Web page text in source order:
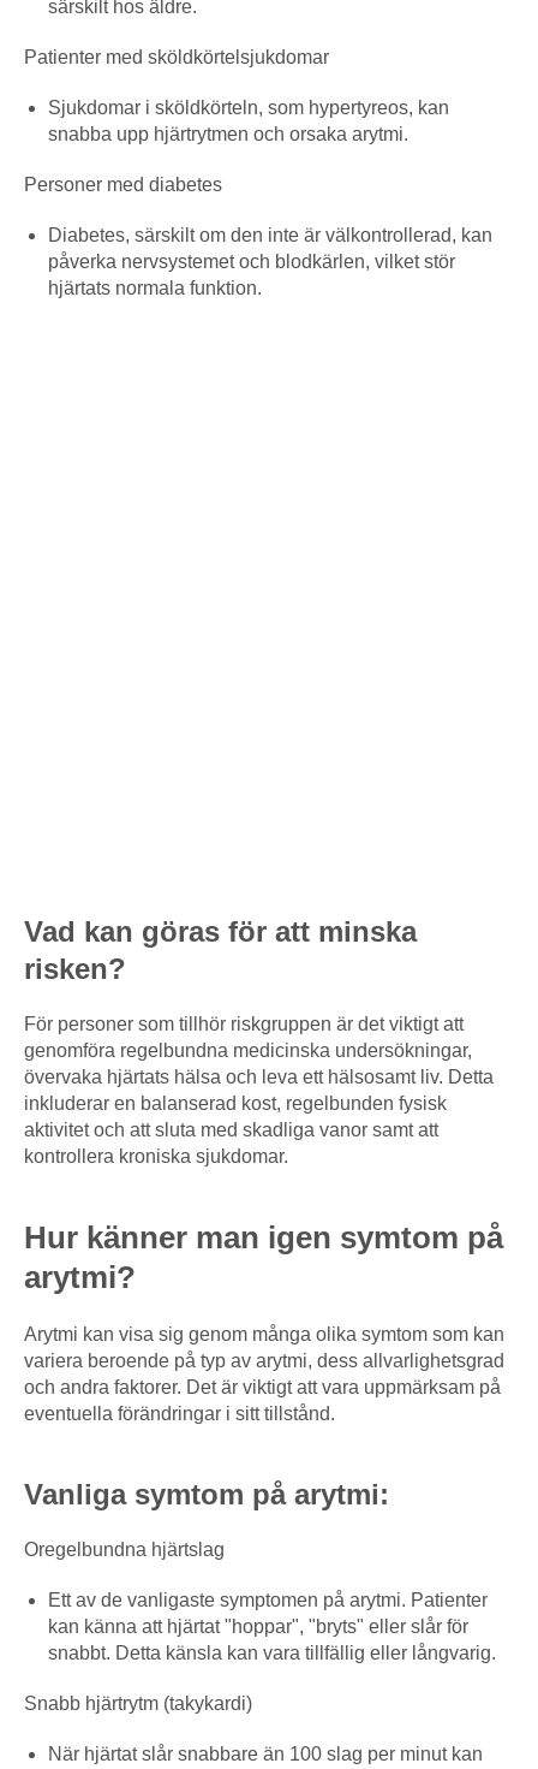
särskilt hos äldre.
Patienter med sköldkörtelsjukdomar
Sjukdomar i sköldkörteln, som hypertyreos, kan
snabba upp hjärtrytmen och orsaka arytmi.
Personer med diabetes
Diabetes, särskilt om den inte är välkontrollerad, kan
påverka nervsystemet och blodkärlen, vilket stör
hjärtats normala funktion.
Vad kan göras för att minska
risken?
För personer som tillhör riskgruppen är det viktigt att
genomföra regelbundna medicinska undersökningar,
övervaka hjärtats hälsa och leva ett hälsosamt liv. Detta
inkluderar en balanserad kost, regelbunden fysisk
aktivitet och att sluta med skadliga vanor samt att
kontrollera kroniska sjukdomar.
Hur känner man igen symtom på
arytmi?
Arytmi kan visa sig genom många olika symtom som kan
variera beroende på typ av arytmi, dess allvarlighetsgrad
och andra faktorer. Det är viktigt att vara uppmärksam på
eventuella förändringar i sitt tillstånd.
Vanliga symtom på arytmi:
Oregelbundna hjärtslag
Ett av de vanligaste symptomen på arytmi. Patienter
kan känna att hjärtat "hoppar", "bryts" eller slår för
snabbt. Detta känsla kan vara tillfällig eller långvarig.
Snabb hjärtrytm (takykardi)
När hjärtat slår snabbare än 100 slag per minut kan